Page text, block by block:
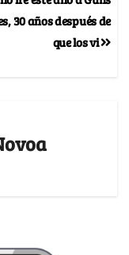
30 años después de
que los vi